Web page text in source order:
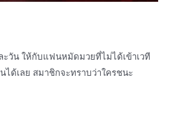
วัน ให้กับแฟนหมัดมวยที่ไม่ได้เข้าเวที
ด้เลย สมาชิกจะทราบว่าใครชนะ